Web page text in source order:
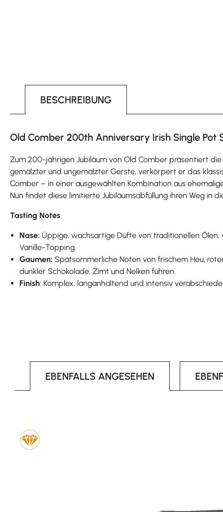
BESCHREIBUNG
Old Comber 200th Anniversary Irish Single Pot
Zum 200-jährigen Jubiläum von Old Comber präsentiert die
gemälzter und ungemälzter Gerste, verkörpert er das
Comber – in einer ausgewählten Kombination aus
Nun findet diese limitierte Jubiläumsabfüllung ihren Weg in
Tasting Notes
Nase: Üppige, wachsartige Düfte von traditionellen
Vanille-Topping.
Gaumen: Spätsommerliche Noten von frischem Heu,
dunkler Schokolade, Zimt und Nelken führen.
Finish: Komplex, langanhaltend und intensiv
EBENFALLS ANGESEHEN